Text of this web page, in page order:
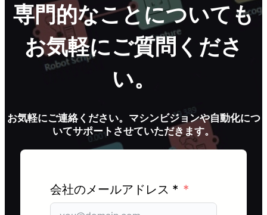
専門的なことについても
お気軽にご質問くださ
い。
お気軽にご連絡ください。マシンビジョンや自動化につ
いてサポートさせていただきます。
会社のメールアドレス *